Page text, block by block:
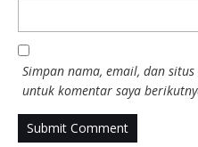
Simpan nama, email, dan
untuk komentar saya